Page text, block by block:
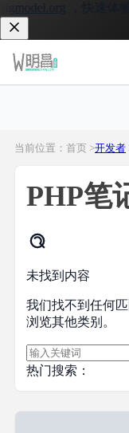
当前位置：首页 >开发者
PHP笔
未找到内容
我们找不到任何
浏览其他类别。
热门搜索：